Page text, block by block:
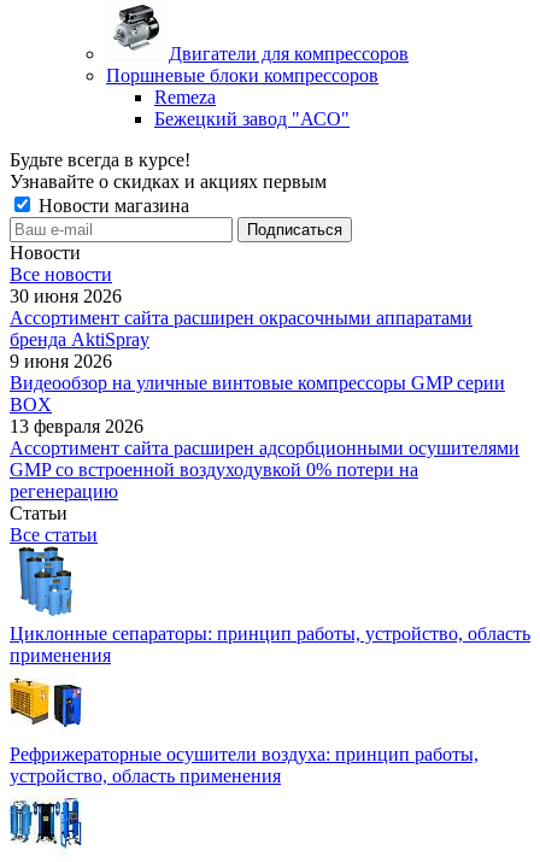
Двигатели для компрессоров
Поршневые блоки компрессоров
Remeza
Бежецкий завод "АСО"
Будьте всегда в курсе!
Узнавайте о скидках и акциях первым
Новости магазина
Новости
Все новости
30 июня 2026
Ассортимент сайта расширен окрасочными аппаратами
бренда AktiSpray
9 июня 2026
Видеообзор на уличные винтовые компрессоры GMP серии
BOX
13 февраля 2026
Ассортимент сайта расширен адсорбционными осушителями
GMP со встроенной воздуходувкой 0% потери на
регенерацию
Статьи
Все статьи
Циклонные сепараторы: принцип работы, устройство, область
применения
Рефрижераторные осушители воздуха: принцип работы,
устройство, область применения